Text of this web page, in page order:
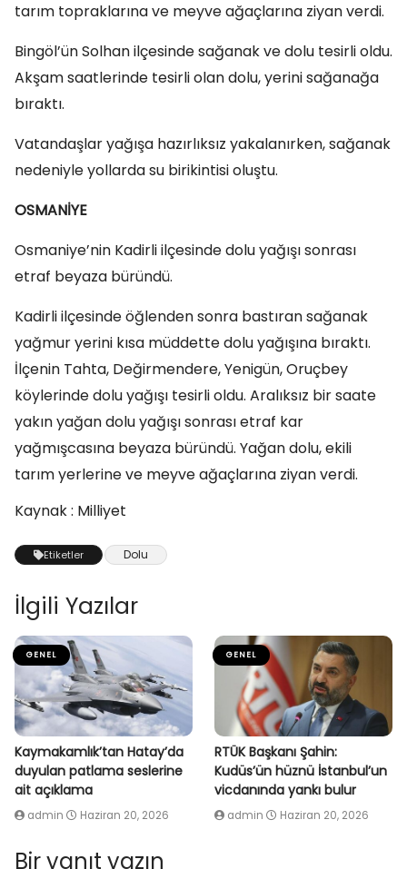
tarım topraklarına ve meyve ağaçlarına ziyan verdi.
Bingöl’ün Solhan ilçesinde sağanak ve dolu tesirli oldu.
Akşam saatlerinde tesirli olan dolu, yerini sağanağa
bıraktı.
Vatandaşlar yağışa hazırlıksız yakalanırken, sağanak
nedeniyle yollarda su birikintisi oluştu.
OSMANİYE
Osmaniye’nin Kadirli ilçesinde dolu yağışı sonrası
etraf beyaza büründü.
Kadirli ilçesinde öğlenden sonra bastıran sağanak
yağmur yerini kısa müddette dolu yağışına bıraktı.
İlçenin Tahta, Değirmendere, Yenigün, Oruçbey
köylerinde dolu yağışı tesirli oldu. Aralıksız bir saate
yakın yağan dolu yağışı sonrası etraf kar
yağmışcasına beyaza büründü. Yağan dolu, ekili
tarım yerlerine ve meyve ağaçlarına ziyan verdi.
Kaynak : Milliyet
Etiketler Dolu
İlgili Yazılar
GENEL
Kaymakamlık’tan Hatay’da
duyulan patlama seslerine
ait açıklama
admin Haziran 20, 2026
GENEL
RTÜK Başkanı Şahin:
Kudüs’ün hüznü İstanbul’un
vicdanında yankı bulur
admin Haziran 20, 2026
Bir yanıt yazın